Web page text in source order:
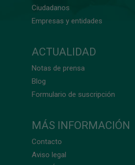
Ciudadanos
Empresas y entidades
ACTUALIDAD
Notas de prensa
Blog
Formulario de suscripción
MÁS INFORMACIÓN
Contacto
Aviso legal